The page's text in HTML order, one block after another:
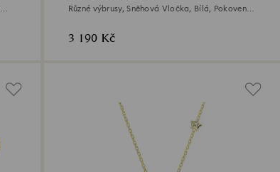
Různé výbrusy, Sněhová Vločka, Bílá, Pokoveno
3 190 Kč